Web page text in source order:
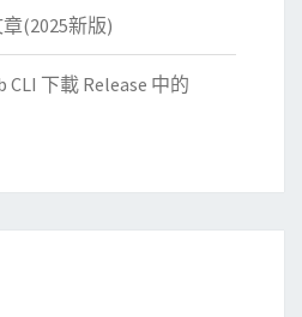
(2025新版)
下載 Release 中的